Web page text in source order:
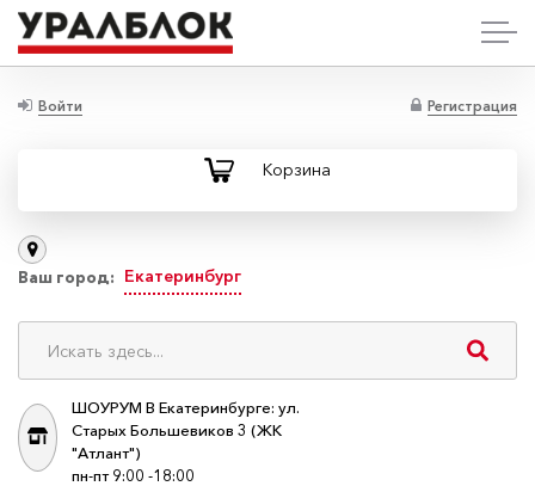
Войти Регистрация
Корзина
Ваш город: Екатеринбург
ШОУРУМ В Екатеринбурге: ул.
Старых Большевиков 3 (ЖК
"Атлант")
пн-пт 9:00 -18:00